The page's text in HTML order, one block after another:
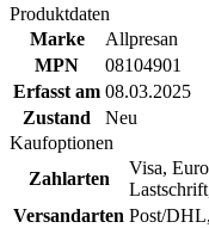
Produktdaten
Marke
Allpresan
MPN
08104901
Erfasst am 08.03.2025
Zustand
Neu
Kaufoptionen
Zahlarten
Visa,
Versandarten Post/